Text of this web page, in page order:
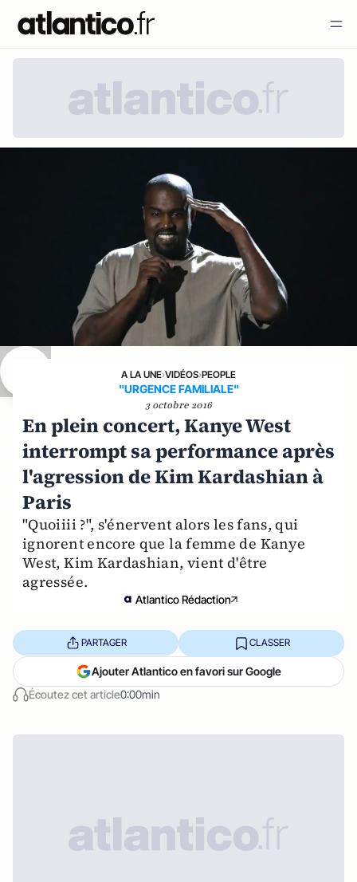
A LA UNE›VIDÉOS›PEOPLE
"URGENCE FAMILIALE"
3 octobre 2016
En plein concert, Kanye West
interrompt sa performance après
l'agression de Kim Kardashian à
Paris
"Quoiiii ?", s'énervent alors les fans, qui
ignorent encore que la femme de Kanye
West, Kim Kardashian, vient d'être
agressée.
Atlantico Rédaction
Écoutez cet article0:00min
PARTAGER CLASSER
Ajouter Atlantico en favori sur Google